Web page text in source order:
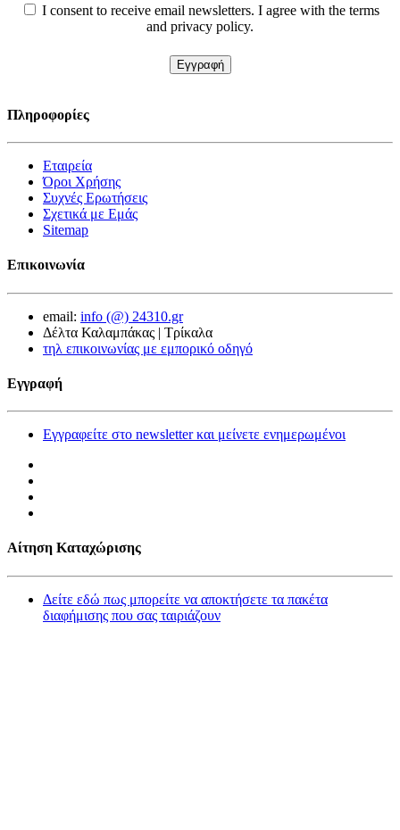
I consent to receive email newsletters. I agree with the terms
and privacy policy.
Πληροφορίες
Εταιρεία
Όροι Χρήσης
Συχνές Ερωτήσεις
Σχετικά με Εμάς
Sitemap
Επικοινωνία
email: info (@) 24310.gr
Δέλτα Καλαμπάκας | Τρίκαλα
τηλ επικοινωνίας με εμπορικό οδηγό
Εγγραφή
Εγγραφείτε στο newsletter και μείνετε ενημερωμένοι
Αίτηση Καταχώρισης
Δείτε εδώ πως μπορείτε να αποκτήσετε τα πακέτα
διαφήμισης που σας ταιριάζουν